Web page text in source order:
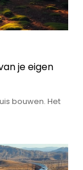
je eigen
bouwen. Het